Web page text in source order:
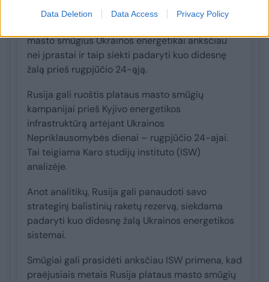
Data Deletion Data Access Privacy Policy
masto smūgius Ukrainos energetikai anksčiau
nei įprastai ir taip siekti padaryti kuo didesnę
žalą prieš rugpjūčio 24-ąją.
Rusija gali ruoštis plataus masto smūgių
kampanijai prieš Kyjivo energetikos
infrastruktūrą artėjant Ukrainos
Nepriklausomybės dienai – rugpjūčio 24-ajai.
Tai teigiama Karo studijų instituto (ISW)
analizėje.
Anot analitikų, Rusija gali panaudoti savo
strateginį balistinių raketų rezervą, siekdama
padaryti kuo didesnę žalą Ukrainos energetikos
sistemai.
Smūgiai gali prasidėti anksčiau ISW primena, kad
praėjusiais metais Rusija plataus masto smūgių